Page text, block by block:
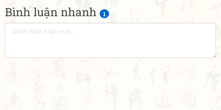
Bình luận nhanh 1